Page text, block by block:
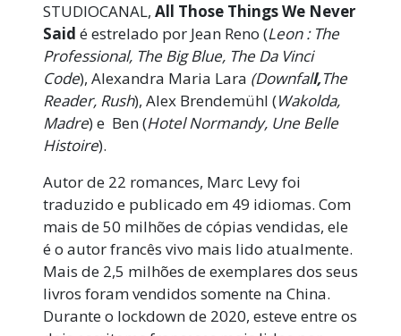
STUDIOCANAL, All Those Things We Never
Said é estrelado por Jean Reno (Leon : The
Professional, The Big Blue, The Da Vinci
Code), Alexandra Maria Lara (Downfall,The
Reader, Rush), Alex Brendemühl (Wakolda,
Madre) e Ben (Hotel Normandy, Une Belle
Histoire).
Autor de 22 romances, Marc Levy foi
traduzido e publicado em 49 idiomas. Com
mais de 50 milhões de cópias vendidas, ele
é o autor francês vivo mais lido atualmente.
Mais de 2,5 milhões de exemplares dos seus
livros foram vendidos somente na China.
Durante o lockdown de 2020, esteve entre os